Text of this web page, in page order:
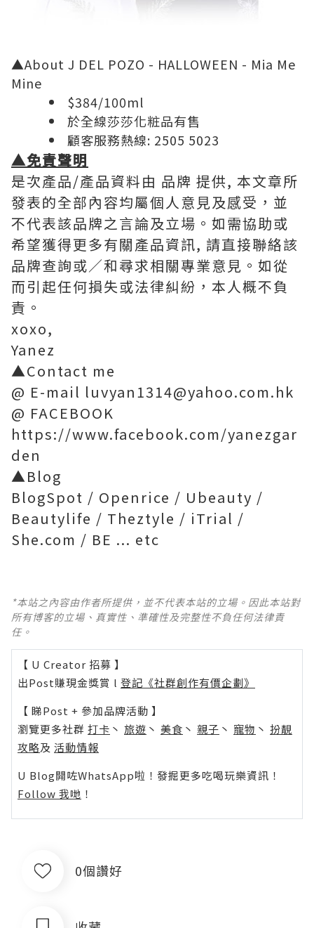
▲About J DEL POZO - HALLOWEEN - Mia Me
Mine
$384/100ml
於全線莎莎化粧品有售
顧客服務熱線: 2505 5023
▲免責聲明
是次產品/產品資料由 品牌 提供, 本文章所
發表的全部內容均屬個人意見及感受，並
不代表該品牌之言論及立場。如需協助或
希望獲得更多有關產品資訊, 請直接聯絡該
品牌查詢或∕和尋求相關專業意見。如從
而引起任何損失或法律糾紛，本人概不負
責。
xoxo,
Yanez
▲Contact me
@ E-mail luvyan1314@yahoo.com.hk
@ FACEBOOK
https://www.facebook.com/yanezgar
den
▲Blog
BlogSpot / Openrice / Ubeauty /
Beautylife / Theztyle / iTrial /
She.com / BE ... etc
*本站之內容由作者所提供，並不代表本站的立場。因此本站對
所有博客的立場、真實性、準確性及完整性不負任何法律責
任。
【 U Creator 招募 】
出Post賺現金獎賞 l 登記《社群創作有價企劃》
【 睇Post + 參加品牌活動 】
瀏覽更多社群 打卡 丶 旅遊 丶 美食 丶 親子 丶 寵物 丶 扮靚
攻略及 活動情報
U Blog開咗WhatsApp啦！發掘更多吃喝玩樂資訊！
Follow 我哋 ！
0個讚好